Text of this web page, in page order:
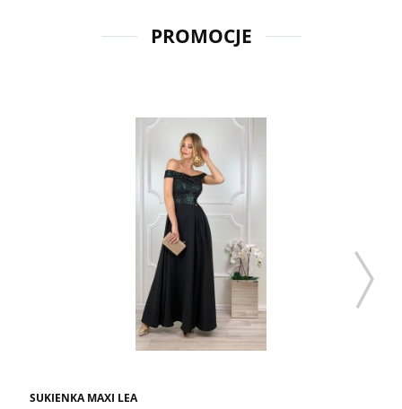
PROMOCJE
SUKIENKA MAXI LEA